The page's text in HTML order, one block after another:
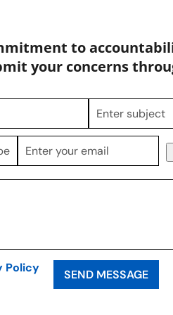
to
your concerns
Policy SEND MESSAGE